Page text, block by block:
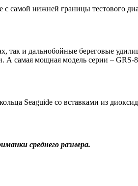
самой нижней границы тестового
так и дальнобойные береговые
А самая мощная модель серии – GRS-
Seaguide со вставками из
среднего размера.